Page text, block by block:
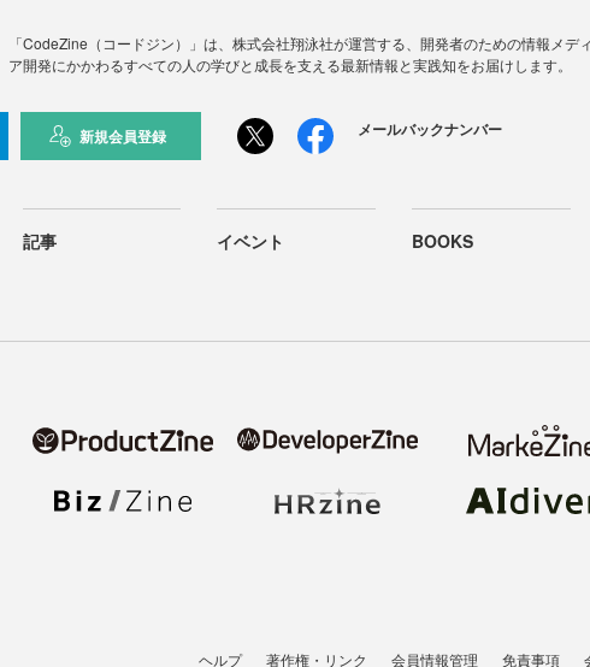
「CodeZine（コードジン）」は、株式会社翔泳社が運営する、開発者のための情報メ
ア開発にかかわるすべての人の学びと成長を支える最新情報と実践知をお届けします。
新規会員登録 メールバックナンバー
記事 イベント BOOKS
ヘルプ 著作権・リンク 会員情報管理 免責事項